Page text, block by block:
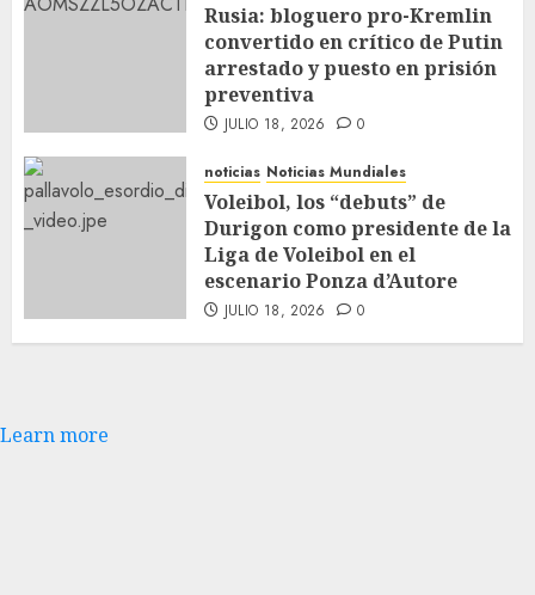
Rusia: bloguero pro-Kremlin
convertido en crítico de Putin
arrestado y puesto en prisión
preventiva
JULIO 18, 2026 0
noticias Noticias Mundiales
Voleibol, los “debuts” de
Durigon como presidente de la
Liga de Voleibol en el
escenario Ponza d’Autore
JULIO 18, 2026 0
Learn more